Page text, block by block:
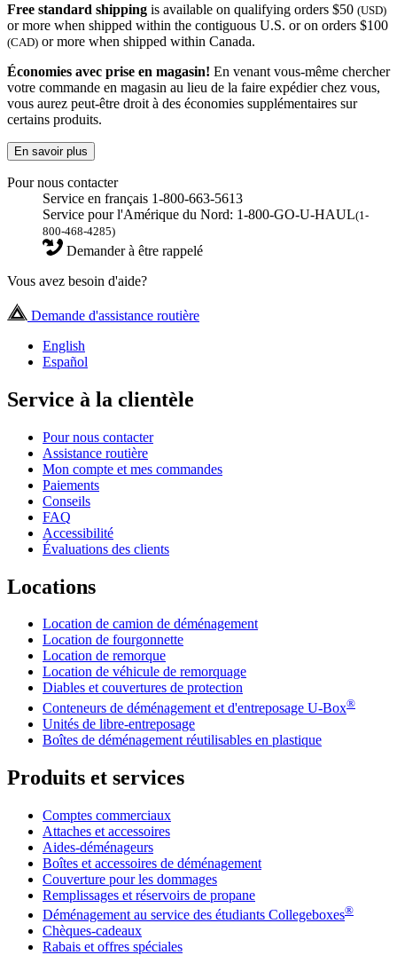
Free standard shipping is available on qualifying orders $50 (USD)
or more when shipped within the contiguous U.S. or on orders $100
(CAD) or more when shipped within Canada.
Économies avec prise en magasin! En venant vous-même chercher
votre commande en magasin au lieu de la faire expédier chez vous,
vous aurez peut-être droit à des économies supplémentaires sur
certains produits.
En savoir plus
Pour nous contacter
Service en français 1-800-663-5613
Service pour l'Amérique du Nord: 1-800-GO-U-HAUL(1-
800-468-4285)
Demander à être rappelé
Vous avez besoin d'aide?
Demande d'assistance routière
English
Español
Service à la clientèle
Pour nous contacter
Assistance routière
Mon compte et mes commandes
Paiements
Conseils
FAQ
Accessibilité
Évaluations des clients
Locations
Location de camion de déménagement
Location de fourgonnette
Location de remorque
Location de véhicule de remorquage
Diables et couvertures de protection
Conteneurs de déménagement et d'entreposage U-Box®
Unités de libre-entreposage
Boîtes de déménagement réutilisables en plastique
Produits et services
Comptes commerciaux
Attaches et accessoires
Aides-déménageurs
Boîtes et accessoires de déménagement
Couverture pour les dommages
Remplissages et réservoirs de propane
Déménagement au service des étudiants Collegeboxes®
Chèques-cadeaux
Rabais et offres spéciales